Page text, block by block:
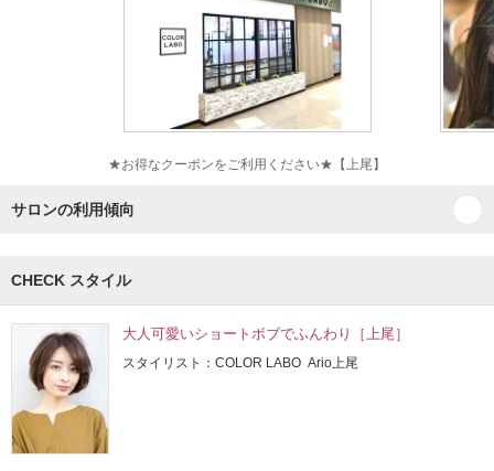
★お得なクーポンをご利用ください★【上尾】
サロンの利用傾向
CHECK スタイル
大人可愛いショートボブでふんわり［上尾］
スタイリスト：COLOR LABO Ario上尾